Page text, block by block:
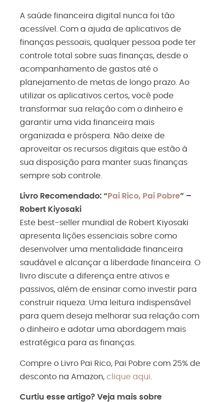
A saúde financeira digital nunca foi tão
acessível. Com a ajuda de aplicativos de
finanças pessoais, qualquer pessoa pode ter
controle total sobre suas finanças, desde o
acompanhamento de gastos até o
planejamento de metas de longo prazo. Ao
utilizar os aplicativos certos, você pode
transformar sua relação com o dinheiro e
garantir uma vida financeira mais
organizada e próspera. Não deixe de
aproveitar os recursos digitais que estão à
sua disposição para manter suas finanças
sempre sob controle.
Livro Recomendado: “ Pai Rico, Pai Pobre” –
Robert Kiyosaki
Este best-seller mundial de Robert Kiyosaki
apresenta lições essenciais sobre como
desenvolver uma mentalidade financeira
saudável e alcançar a liberdade financeira. O
livro discute a diferença entre ativos e
passivos, além de ensinar como investir para
construir riqueza. Uma leitura indispensável
para quem deseja melhorar sua relação com
o dinheiro e adotar uma abordagem mais
estratégica para as finanças.
Compre o Livro Pai Rico, Pai Pobre com 25% de
desconto na Amazon, clique aqui
Curtiu esse artigo? Veja mais sobre